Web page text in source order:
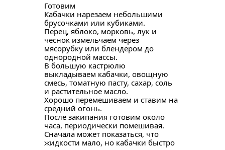
Готовим
Кабачки нарезаем небольшими
брусочками или кубиками.
Перец, яблоко, морковь, лук и
чеснок измельчаем через
мясорубку или блендером до
однородной массы.
В большую кастрюлю
выкладываем кабачки, овощную
смесь, томатную пасту, сахар, соль
и растительное масло.
Хорошо перемешиваем и ставим на
средний огонь.
После закипания готовим около
часа, периодически помешивая.
Сначала может показаться, что
жидкости мало, но кабачки быстро